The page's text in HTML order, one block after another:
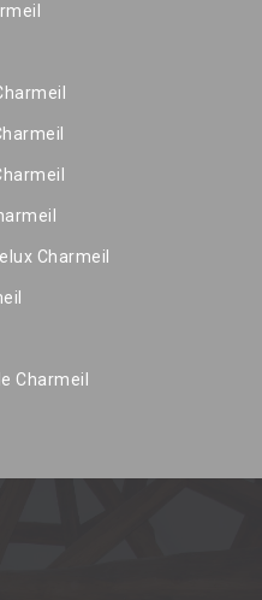
Charmeil
Charmeil